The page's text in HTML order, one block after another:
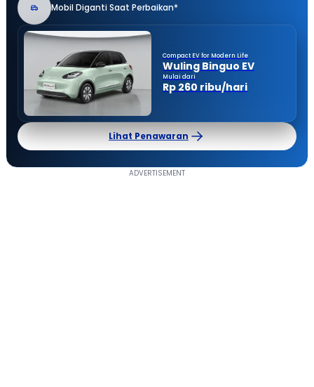
Mobil Diganti Saat Perbaikan*
Compact EV for Modern Life
Wuling Binguo EV
Mulai dari
Rp 260 ribu/hari
Lihat Penawaran